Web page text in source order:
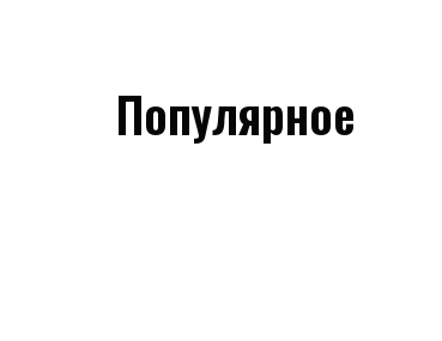
Популярное